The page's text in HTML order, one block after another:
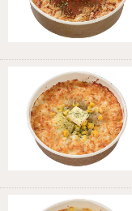
荷物預かりサービス
ソフトバンクギフト